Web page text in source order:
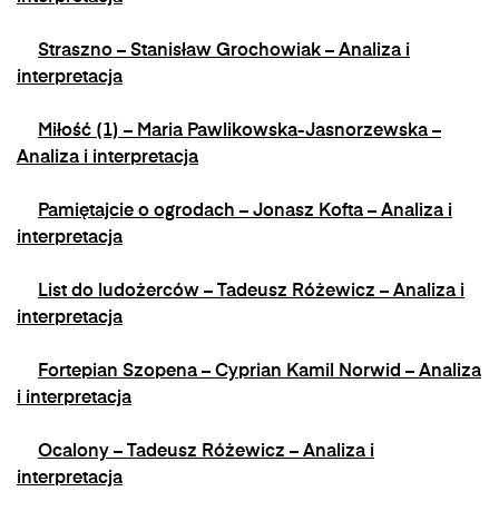
Straszno – Stanisław Grochowiak – Analiza i
interpretacja
Miłość (1) – Maria Pawlikowska-Jasnorzewska –
Analiza i interpretacja
Pamiętajcie o ogrodach – Jonasz Kofta – Analiza i
interpretacja
List do ludożerców – Tadeusz Różewicz – Analiza i
interpretacja
Fortepian Szopena – Cyprian Kamil Norwid – Analiza
i interpretacja
Ocalony – Tadeusz Różewicz – Analiza i
interpretacja